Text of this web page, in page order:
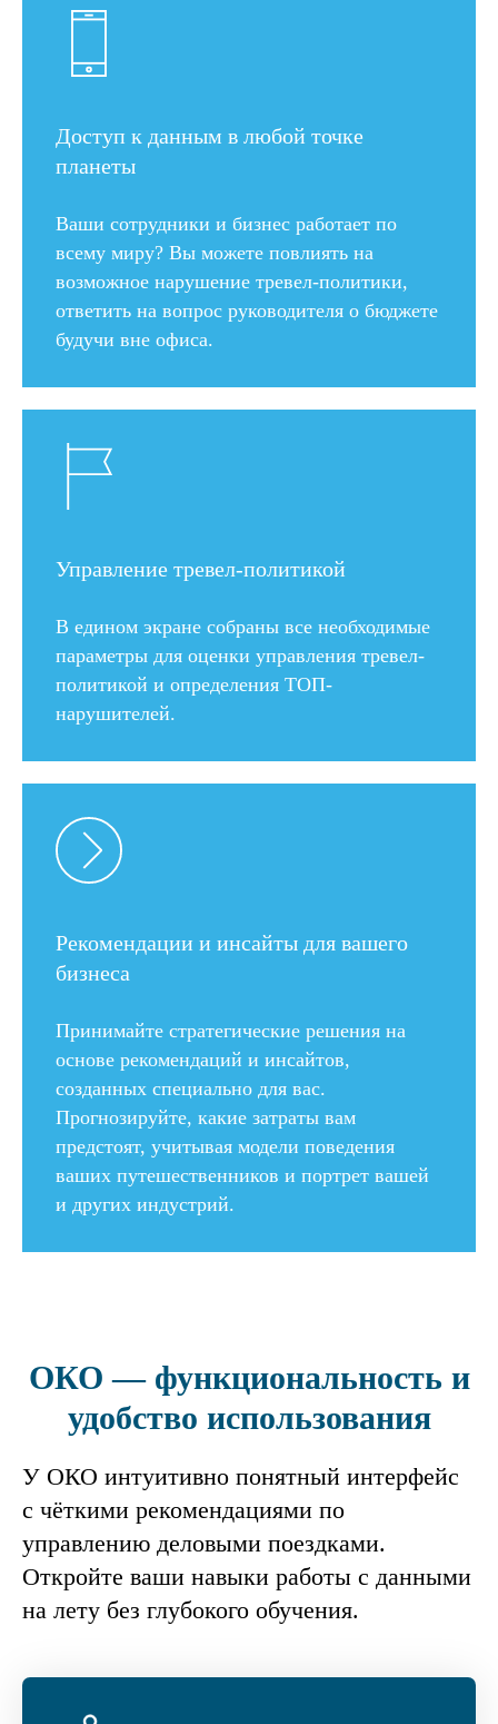
Доступ к данным в любой точке
планеты
Ваши сотрудники и бизнес работает по
всему миру? Вы можете повлиять на
возможное нарушение тревел-политики,
ответить на вопрос руководителя о бюджете
будучи вне офиса.
Управление тревел-политикой
В едином экране собраны все необходимые
параметры для оценки управления тревел-
политикой и определения ТОП-
нарушителей.
Рекомендации и инсайты для вашего
бизнеса
Принимайте стратегические решения на
основе рекомендаций и инсайтов,
созданных специально для вас.
Прогнозируйте, какие затраты вам
предстоят, учитывая модели поведения
ваших путешественников и портрет вашей
и других индустрий.
ОКО — функциональность и
удобство использования
У ОКО интуитивно понятный интерфейс
с чёткими рекомендациями по
управлению деловыми поездками.
Откройте ваши навыки работы с данными
на лету без глубокого обучения.